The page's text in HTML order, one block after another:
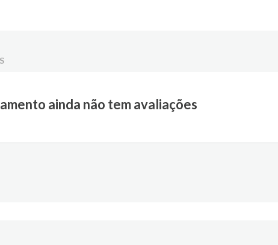
ainda não tem avaliações